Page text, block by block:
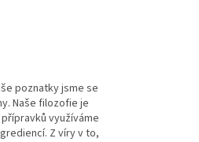
poznatky jsme se
Naše filozofie je
využíváme
Z víry v to,